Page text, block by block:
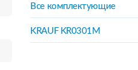
Все комплектующие
KRAUF KR0301M